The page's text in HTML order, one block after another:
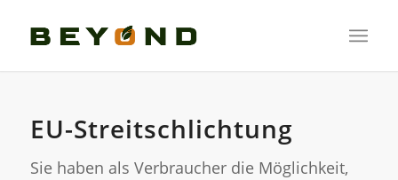
EU-Streitschlichtung
Sie haben als Verbraucher die Möglichkeit,